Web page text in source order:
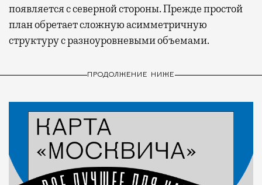
появляется с северной стороны. Прежде простой
план обретает сложную асимметричную
структуру с разноуровневыми объемами.
ПРОДОЛЖЕНИЕ НИЖЕ